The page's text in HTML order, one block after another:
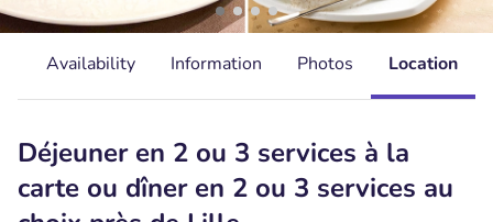
Availability Information Photos Location
Déjeuner en 2 ou 3 services à la
carte ou dîner en 2 ou 3 services au